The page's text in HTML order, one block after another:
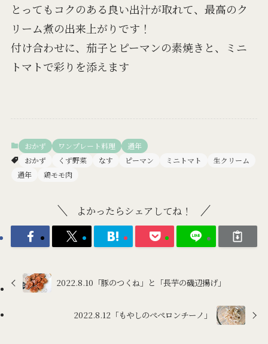
とってもコクのある良い出汁が取れて、最高のク
リーム煮の出来上がりです！
付け合わせに、茄子とピーマンの素焼きと、ミニ
トマトで彩りを添えます
おかず ワンプレート料理
通年
おかず
くず野菜 なす ピーマン ミニトマト
生クリーム
通年
鶏モモ肉
よかったらシェアしてね！
2022.8.10「豚のつくね」と「長芋の磯辺揚げ」
2022.8.12「もやしのぺペロンチーノ」